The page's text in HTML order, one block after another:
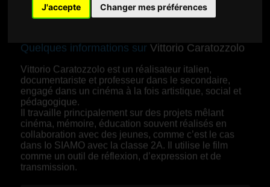
J'accepte Changer mes préférences
Prenons quelques exemples simples.
Quelques informations sur Vittorio Caratozzolo
Vittorio Caratozzolo est un réalisateur italien,
documentariste et professeur dans le secondaire,
engagé dans un cinéma à la fois artistique, social et
pédagogique.
Il travaille principalement sur des projets mêlant
cinéma, mémoire, éducation souvent réalisés en
collaboration avec des jeunes, comme c’est le cas
dans Io SIAMO avec la classe 2A. Il utilise le film
comme un outil de réflexion, d’expression et de
transmission.